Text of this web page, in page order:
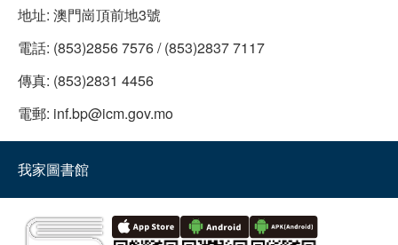
地址: 澳門崗頂前地3號
電話: (853)2856 7576 / (853)2837 7117
傳真: (853)2831 4456
電郵: inf.bp@icm.gov.mo
我家圖書館